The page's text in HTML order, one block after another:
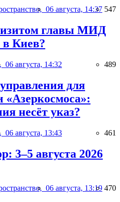
06 августа, 14:37 547
главы МИД
в Киев?
06 августа, 14:32 489
для
несёт указ?
06 августа, 13:43 461
3–5 августа 2026
06 августа, 13:19 470